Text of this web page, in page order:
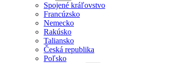
Spojené kráľovstvo
Francúzsko
Nemecko
Rakúsko
Taliansko
Česká republika
Poľsko